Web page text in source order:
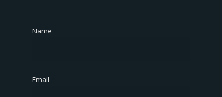
Name
Email